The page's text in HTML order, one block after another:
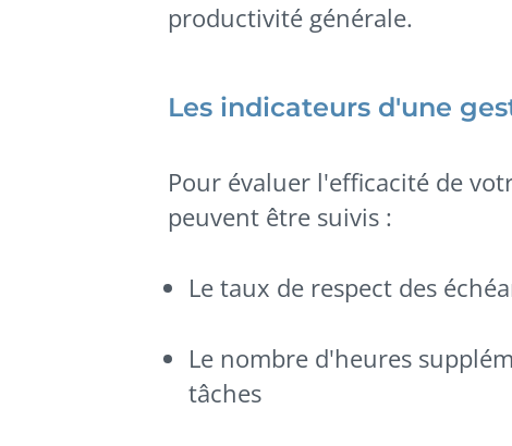
productivité générale.
Les indicateurs d'une
Pour évaluer l'efficacité de
peuvent être suivis :
Le taux de respect des
Le nombre d'heures
tâches